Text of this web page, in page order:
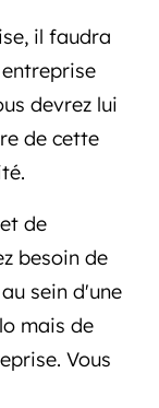
il faudra
devrez lui
de cette
de
besoin de
sein d'une
mais de
Vous